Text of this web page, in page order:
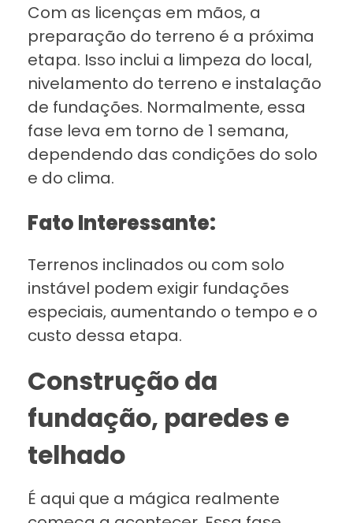
Com as licenças em mãos, a
preparação do terreno é a próxima
etapa. Isso inclui a limpeza do local,
nivelamento do terreno e instalação
de fundações. Normalmente, essa
fase leva em torno de 1 semana,
dependendo das condições do solo
e do clima.
Fato Interessante:
Terrenos inclinados ou com solo
instável podem exigir fundações
especiais, aumentando o tempo e o
custo dessa etapa.
Construção da
fundação, paredes e
telhado
É aqui que a mágica realmente